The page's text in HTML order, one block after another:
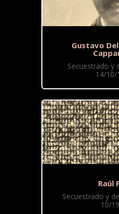
Gustavo
Secuestrado y
14/10/
Raúl
Secuestrado y
10/